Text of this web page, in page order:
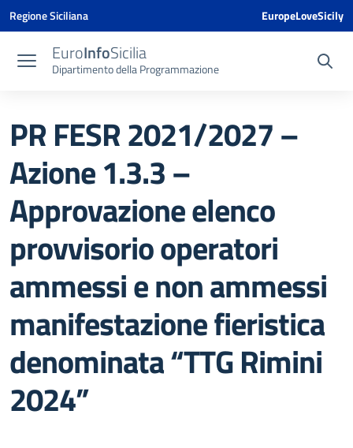
Vai ai contenuti
Vai al menu di navigazione
Vai al footer
Vai al banner delle Cookie Policy
Regione Siciliana EuropeLoveSicily
EuroInfoSicilia
Dipartimento della Programmazione
PR FESR 2021/2027 –
Azione 1.3.3 –
Approvazione elenco
provvisorio operatori
ammessi e non ammessi
manifestazione fieristica
denominata “TTG Rimini
2024”